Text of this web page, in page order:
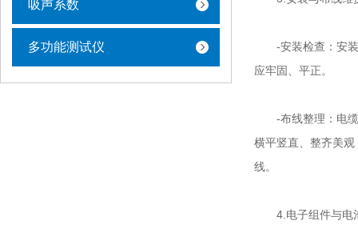
吸声系数
多功能测试仪
-安装检查：安装
应牢固、平正。
-布线整理：电缆(
横平竖直、整齐美
线。
4.电子组件与电